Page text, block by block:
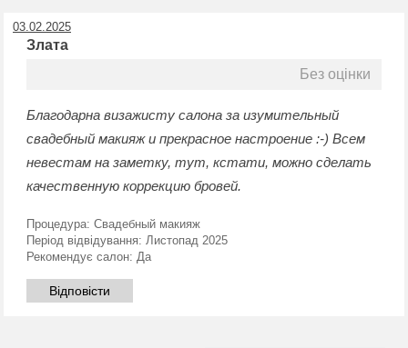
03.02.2025
Злата
Без оцінки
Благодарна визажисту салона за изумительный
свадебный макияж и прекрасное настроение :-) Всем
невестам на заметку, тут, кстати, можно сделать
качественную коррекцию бровей.
Процедура: Свадебный макияж
Період відвідування: Листопад 2025
Рекомендує салон: Да
Відповісти